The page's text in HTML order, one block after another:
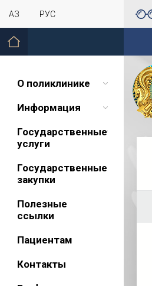
ҚАЗ РУС
О поликлинике
Информация
Государственные
услуги
Государственные
закупки
Полезные
ссылки
Пациентам
Контакты